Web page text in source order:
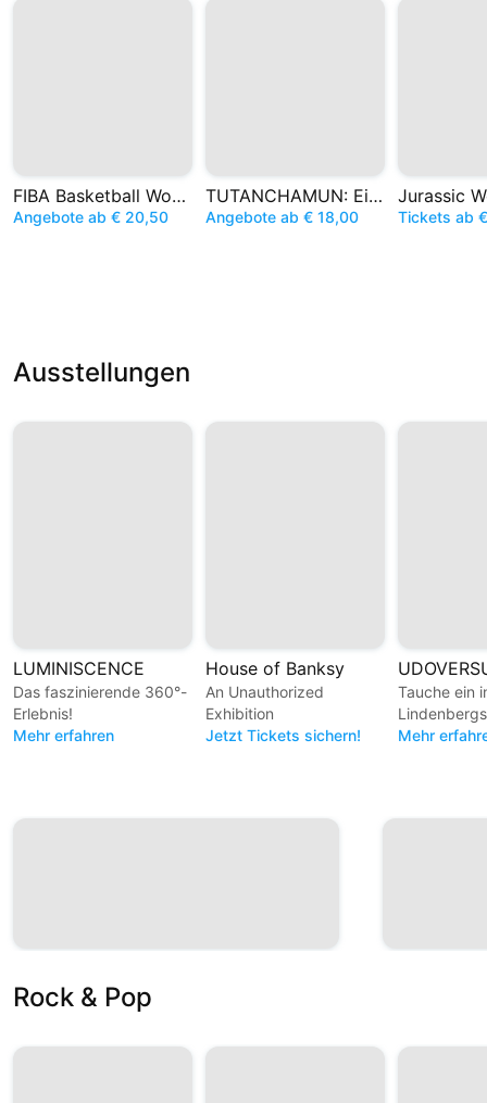
FIBA Basketball World Cup
Angebote ab € 20,50
TUTANCHAMUN: Ein Immersives Abenteuer
Angebote ab € 18,00 Tickets ab
Ausstellungen
LUMINISCENCE
Das faszinierende 360°-
Erlebnis!
Mehr erfahren
House of Banksy
An Unauthorized
Exhibition
Jetzt Tickets sichern!
Tauche ein
Lindenbergs
Mehr
Rock & Pop